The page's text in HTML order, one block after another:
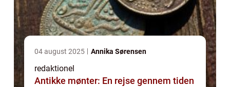
04 august 2025 Annika Sørensen
redaktionel
Antikke mønter: En rejse gennem tiden